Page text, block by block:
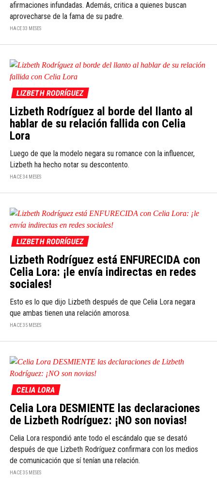
afirmaciones infundadas. Además, critica a quienes buscan
aprovecharse de la fama de su padre.
HACE 33 MESES
LIZBETH RODRÍGUEZ
Lizbeth Rodríguez al borde del llanto al
hablar de su relación fallida con Celia
Lora
Luego de que la modelo negara su romance con la influencer,
Lizbeth ha hecho notar su descontento.
HACE 34 MESES
LIZBETH RODRÍGUEZ
Lizbeth Rodríguez está ENFURECIDA con
Celia Lora: ¡le envía indirectas en redes
sociales!
Esto es lo que dijo Lizbeth después de que Celia Lora negara
que ambas tienen una relación amorosa.
HACE 35 MESES
CELIA LORA
Celia Lora DESMIENTE las declaraciones
de Lizbeth Rodríguez: ¡NO son novias!
Celia Lora respondió ante todo el escándalo que se desató
después de que Lizbeth Rodríguez confirmara con los medios
de comunicación que sí tenían una relación.
HACE 35 MESES